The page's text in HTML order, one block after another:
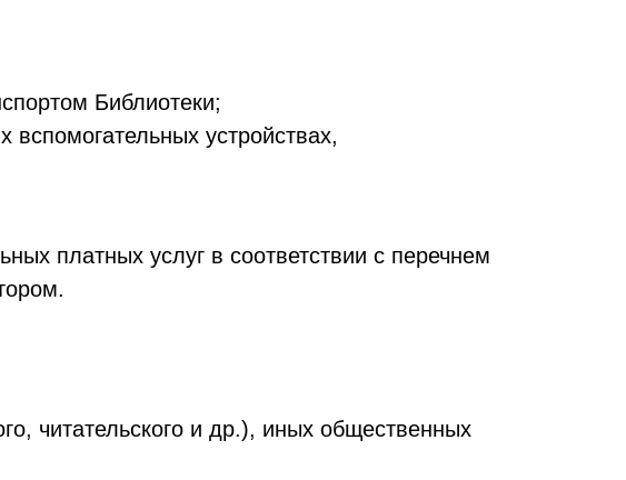
Библиотеки;
вспомогательных устройствах,
платных услуг в соответствии с перечнем
читательского и др.), иных общественных